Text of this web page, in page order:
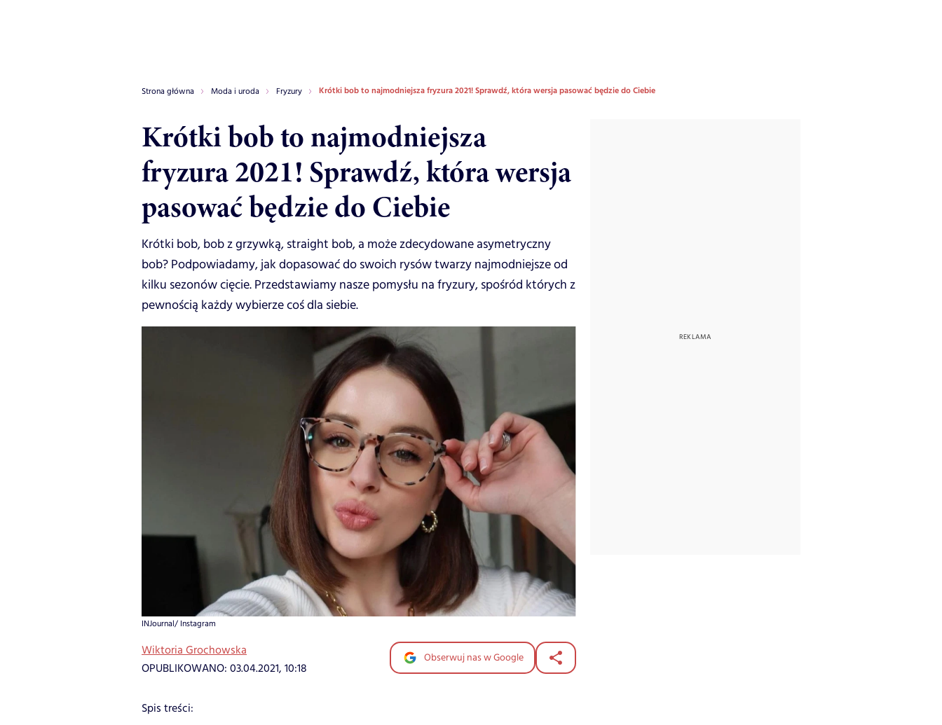
Strona główna Moda i uroda Fryzury Krótki bob to najmodniejsza fryzura 2021! Sprawdź, która wersja pasować będzie do Ciebie
Krótki bob to najmodniejsza
fryzura 2021! Sprawdź, która wersja
pasować będzie do Ciebie
Krótki bob, bob z grzywką, straight bob, a może zdecydowane asymetryczny
bob? Podpowiadamy, jak dopasować do swoich rysów twarzy najmodniejsze od
kilku sezonów cięcie. Przedstawiamy nasze pomysłu na fryzury, spośród których z
pewnością każdy wybierze coś dla siebie.
INJournal/ Instagram
Wiktoria Grochowska
OPUBLIKOWANO: 03.04.2021, 10:18
Obserwuj nas w Google
Spis treści: